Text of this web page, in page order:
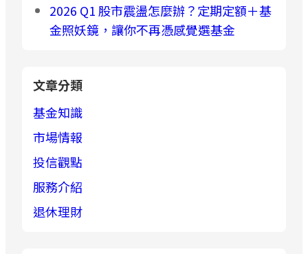
2026 Q1 股市震盪怎麼辦？定期定額＋基
金照妖鏡，讓你不再憑感覺選基金
文章分類
基金知識
市場情報
投信觀點
服務介紹
退休理財